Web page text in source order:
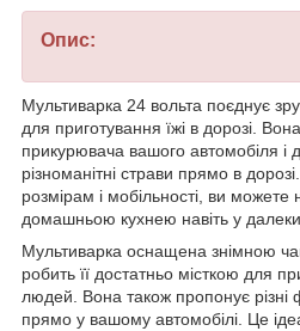
Опис:
Мультиварка 24 вольта поєднує
для приготування їжі в дорозі.
прикурювача вашого автомобіля і
різноманітні страви прямо в
розмірам і мобільності, ви можете
домашньою кухнею навіть у
Мультиварка оснащена знімною
робить її достатньо місткою для
людей. Вона також пропонує різні
прямо у вашому автомобілі. Це